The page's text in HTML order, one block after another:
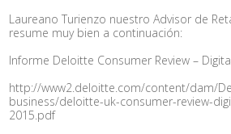
Laureano Turienzo nuestro Advisor de
resume muy bien a continuación:
Informe Deloitte Consumer Review –
http://www2.deloitte.com/content/dam/
business/deloitte-uk-consumer-review-
2015.pdf